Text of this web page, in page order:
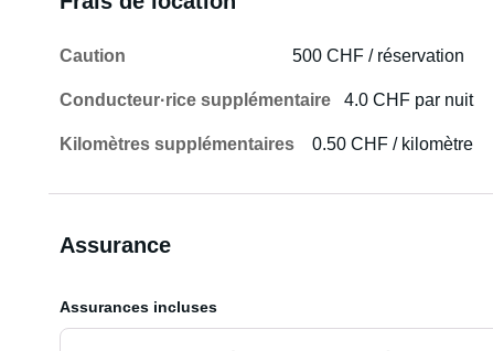
Caution 500 CHF / réservation
Conducteur·rice supplémentaire 4.0 CHF par nuit
Kilomètres supplémentaires 0.50 CHF / kilomètre
Assurance
Assurances incluses